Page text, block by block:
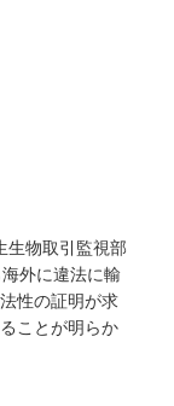
生物取引監視部
外に違法に輸
性の証明が求
ことが明らか